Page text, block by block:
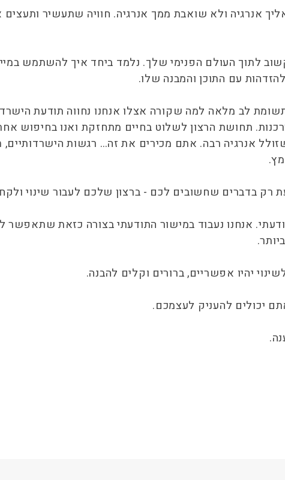
אנרגיה ולא שואבת ממך אנרגיה. חוויה שתעשיר ותעצים
לתוך העולם הפנימי שלך. נלמד ביחד איך להשתמש
עם התוכן והמבנה שלו.
לב מלאה למה שקורה אצלו אנחנו נחווה תודעת
תחושת הרצון לשלוט בחיים מתחזקת ואנו בחיפוש
אנרגיה רבה. אתם מכירים את זה… רגשות הישרדותיים,
בדברים שחשובים לכם - ברצון שלכם לעבור שינוי
אנחנו נעבוד במישור התודעתי בצורה כזאת שתאפשר
יהיו אפשריים, ברורים וקלים להבנה.
יכולים להעניק לעצמכם.